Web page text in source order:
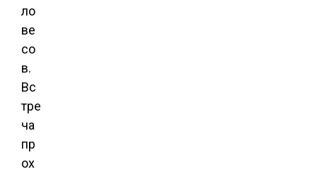
ло
ве
со
в.
Вс
тре
ча
пр
ох